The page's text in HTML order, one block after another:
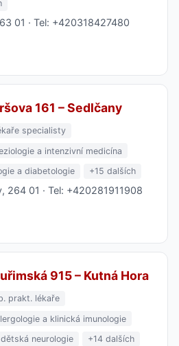
01 · Tel: +420318427480
161 – Sedlčany
specialisty
a intenzivní medicína
a diabetologie +15 dalších
264 01 · Tel: +420281911908
915 – Kutná Hora
prakt. lékaře
a klinická imunologie
dětská neurologie +14 dalších